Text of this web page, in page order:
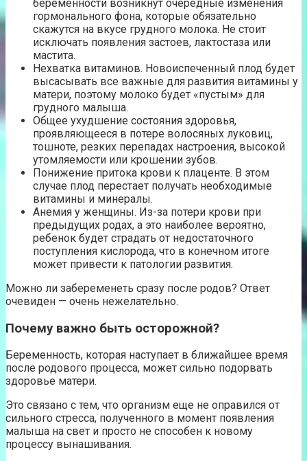
беременности возникнут очередные изменения
гормонального фона, которые обязательно
скажутся на вкусе грудного молока. Не стоит
исключать появления застоев, лактостаза или
мастита.
Нехватка витаминов. Новоиспеченный плод будет
высасывать все важные для развития витамины у
матери, поэтому молоко будет «пустым» для
грудного малыша.
Общее ухудшение состояния здоровья,
проявляющееся в потере волосяных луковиц,
тошноте, резких перепадах настроения, высокой
утомляемости или крошении зубов.
Понижение притока крови к плаценте. В этом
случае плод перестает получать необходимые
витамины и минералы.
Анемия у женщины. Из-за потери крови при
предыдущих родах, а это наиболее вероятно,
ребенок будет страдать от недостаточного
поступления кислорода, что в конечном итоге
может привести к патологии развития.
Можно ли забеременеть сразу после родов? Ответ
очевиден — очень нежелательно.
Почему важно быть осторожной?
Беременность, которая наступает в ближайшее время
после родового процесса, может сильно подорвать
здоровье матери.
Это связано с тем, что организм еще не оправился от
сильного стресса, полученного в момент появления
малыша на свет и просто не способен к новому
процессу вынашивания.